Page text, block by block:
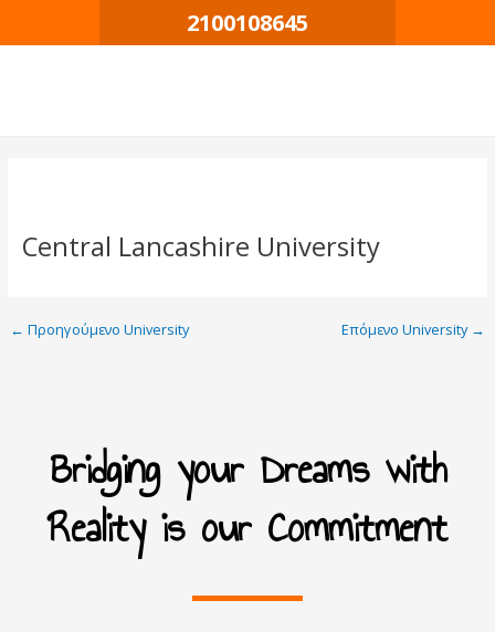
2100108645
Central Lancashire University
← Προηγούμενο University Επόμενο University →
Bridging your Dreams with
Reality is our Commitment